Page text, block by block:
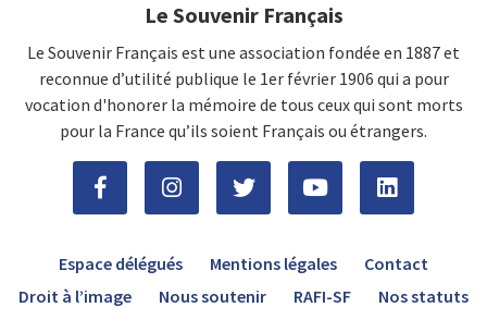
Le Souvenir Français
Le Souvenir Français est une association fondée en 1887 et
reconnue d’utilité publique le 1er février 1906 qui a pour
vocation d'honorer la mémoire de tous ceux qui sont morts
pour la France qu’ils soient Français ou étrangers.
Espace délégués Mentions légales
Contact
Droit à l’image
Nous soutenir RAFI-SF Nos statuts